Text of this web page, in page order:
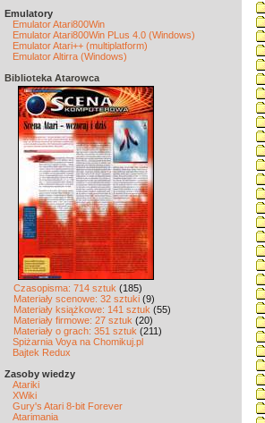
Emulatory
Emulator Atari800Win
Emulator Atari800Win PLus 4.0 (Windows)
Emulator Atari++ (multiplatform)
Emulator Altirra (Windows)
Biblioteka Atarowca
Czasopisma: 714 sztuk (185)
Materiały scenowe: 32 sztuki (9)
Materiały książkowe: 141 sztuk (55)
Materiały firmowe: 27 sztuk (20)
Materiały o grach: 351 sztuk (211)
Spiżarnia Voya na Chomikuj.pl
Bajtek Redux
Zasoby wiedzy
Atariki
XWiki
Gury's Atari 8-bit Forever
Atarimania